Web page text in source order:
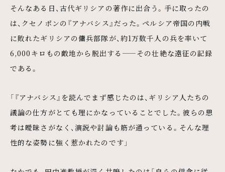
そんなある日、古代ギリシアの著作に出合う。手に取ったの
は、クセノポンの『アナバシス』だった。ペルシア帝国の内戦
に敗れたギリシアの傭兵部隊が、約1万数千人の兵を率いて
6,000キロもの敵地から脱出する——その壮絶な遠征の記録
である。
「『アナバシス』を読んでまず感じたのは、ギリシア人たちの
議論の仕方がとても理にかなっていることでした。彼らの思
考は曖昧さがなく、演説や討論も筋が通っている。そんな理
性的な姿勢に強く惹かれたのです」